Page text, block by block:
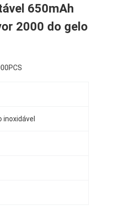
650mAh
2000 do gelo
inoxidável